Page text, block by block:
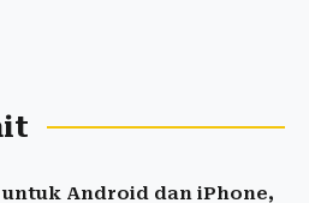
Android dan iPhone,